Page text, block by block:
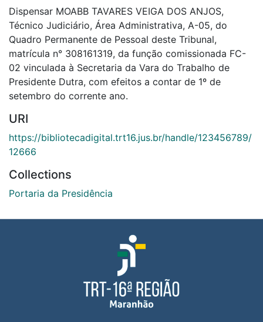
Dispensar MOABB TAVARES VEIGA DOS ANJOS,
Técnico Judiciário, Área Administrativa, A-05, do
Quadro Permanente de Pessoal deste Tribunal,
matrícula n° 308161319, da função comissionada FC-
02 vinculada à Secretaria da Vara do Trabalho de
Presidente Dutra, com efeitos a contar de 1º de
setembro do corrente ano.
URI
https://bibliotecadigital.trt16.jus.br/handle/123456789/
12666
Collections
Portaria da Presidência